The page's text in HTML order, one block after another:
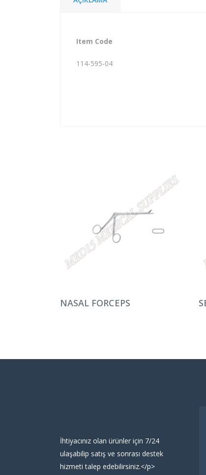
Item Code
114-595-04
DEVAMINI OKU
NASAL FORCEPS
İhtiyacınız olan ürünler için 7/24
ulaşabilip satış ve sonrası destek
hizmeti talep edebilirsiniz.</p>